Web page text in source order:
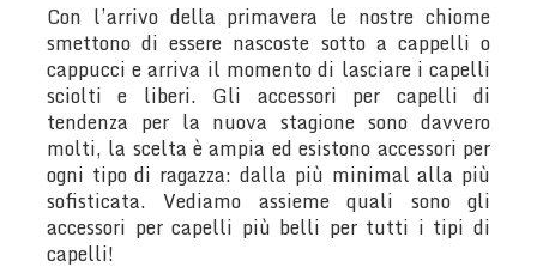
Con l’arrivo della primavera le nostre chiome
smettono di essere nascoste sotto a cappelli o
cappucci e arriva il momento di lasciare i capelli
sciolti e liberi. Gli accessori per capelli di
tendenza per la nuova stagione sono davvero
molti, la scelta è ampia ed esistono accessori per
ogni tipo di ragazza: dalla più minimal alla più
sofisticata. Vediamo assieme quali sono gli
accessori per capelli più belli per tutti i tipi di
capelli!